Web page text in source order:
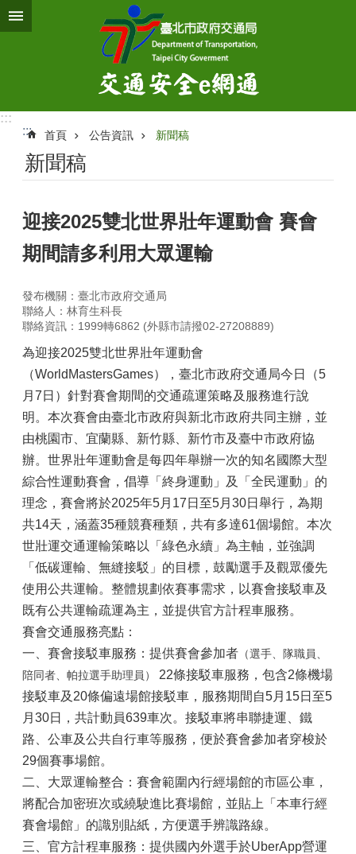
跳到主要內容區塊
:::
:::
首頁 公告資訊 新聞稿
新聞稿
迎接2025雙北世界壯年運動會 賽會
期間請多利用大眾運輸
發布機關：臺北市政府交通局
聯絡人：林育生科長
聯絡資訊：1999轉6862 (外縣市請撥02-27208889)
為迎接2025雙北世界壯年運動會
（WorldMastersGames），臺北市政府交通局今日（5
月7日）針對賽會期間的交通疏運策略及服務進行說
明。本次賽會由臺北市政府與新北市政府共同主辦，並
由桃園市、宜蘭縣、新竹縣、新竹市及臺中市政府協
辦。世界壯年運動會是每四年舉辦一次的知名國際大型
綜合性運動賽會，倡導「終身運動」及「全民運動」的
理念，賽會將於2025年5月17日至5月30日舉行，為期
共14天，涵蓋35種競賽種類，共有多達61個場館。本次
世壯運交通運輸策略以「綠色永續」為主軸，並強調
「低碳運輸、無縫接駁」的目標，鼓勵選手及觀眾優先
使用公共運輸。整體規劃依賽事需求，以賽會接駁車及
既有公共運輸疏運為主，並提供官方計程車服務。
賽會交通服務亮點：
一、賽會接駁車服務：提供賽會參加者 （選手、隊職員、
陪同者、帕拉選手助理員）
22條接駁車服務，包含2條機場
接駁車及20條偏遠場館接駁車，服務期間自5月15日至5
月30日，共計動員639車次。接駁車將串聯捷運、鐵
路、公車及公共自行車等服務，便於賽會參加者穿梭於
29個賽事場館。
二、大眾運輸整合：賽會範圍內行經場館的市區公車，
將配合加密班次或繞駛進比賽場館，並貼上「本車行經
賽會場館」的識別貼紙，方便選手辨識路線。
三、官方計程車服務：提供國內外選手於UberApp營運